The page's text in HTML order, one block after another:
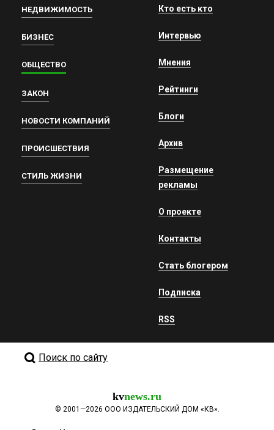
НЕДВИЖИМОСТЬ
БИЗНЕС
ОБЩЕСТВО
ЗАКОН
НОВОСТИ КОМПАНИЙ
ПРОИСШЕСТВИЯ
СТИЛЬ ЖИЗНИ
Кто есть кто
Интервью
Мнения
Рейтинги
Блоги
Архив
Размещение
рекламы
О проекте
Контакты
Стать блогером
Подписка
RSS
Поиск по сайту
kvnews.ru
© 2001—2026 ООО ИЗДАТЕЛЬСКИЙ ДОМ «КВ».